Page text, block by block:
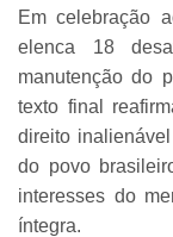
Em celebração
elenca 18
manutenção do
texto final
direito
do povo
interesses do
íntegra.